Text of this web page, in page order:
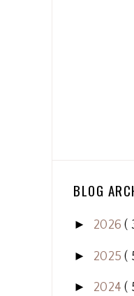
BLOG
► 2026(
► 2025(
► 2024(